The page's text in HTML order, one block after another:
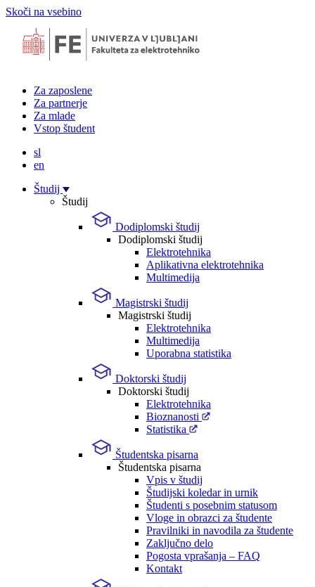
Skoči na vsebino
Za zaposlene
Za partnerje
Za mlade
Vstop študent
sl
en
Študij
Študij
Dodiplomski študij
Dodiplomski študij
Elektrotehnika
Aplikativna elektrotehnika
Multimedija
Magistrski študij
Magistrski študij
Elektrotehnika
Multimedija
Uporabna statistika
Doktorski študij
Doktorski študij
Elektrotehnika
Bioznanosti
Statistika
Študentska pisarna
Študentska pisarna
Vpis v študij
Študijski koledar in urnik
Študenti s posebnim statusom
Vloge in obrazci za študente
Pravilniki in navodila za študente
Zaključno delo
Pogosta vprašanja – FAQ
Kontakt